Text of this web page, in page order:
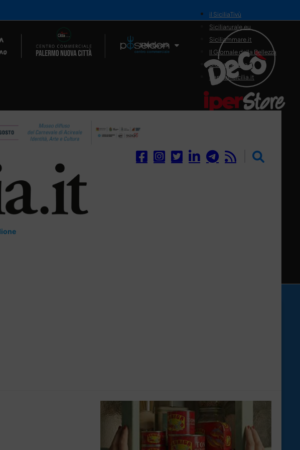
Il Network
il SiciliaTivù
Siciliarurale.eu
Siciliammare.it
Il Giornale della Bellezza
Siciliamedica.it
Sanitainsicilia.it